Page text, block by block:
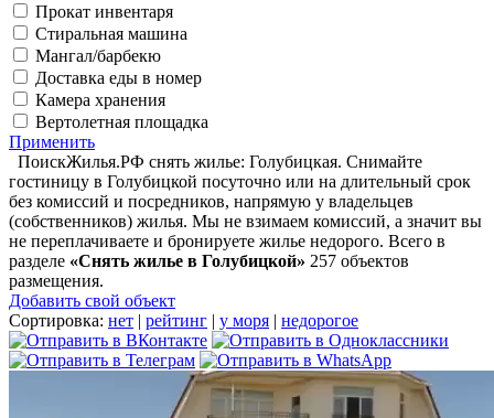
Прокат инвентаря
Стиральная машина
Мангал/барбекю
Доставка еды в номер
Камера хранения
Вертолетная площадка
Применить
ПоискЖилья.РФ снять жилье: Голубицкая. Снимайте
гостиницу в Голубицкой посуточно или на длительный срок
без комиссий и посредников, напрямую у владельцев
(собственников) жилья. Мы не взимаем комиссий, а значит вы
не переплачиваете и бронируете жилье недорого. Всего в
разделе «Снять жилье в Голубицкой» 257 объектов
размещения.
Добавить свой объект
Сортировка: нет | рейтинг | у моря | недорогое